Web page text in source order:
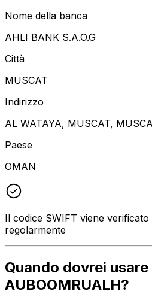
Nome della banca
AHLI BANK S.A.O.G
Città
MUSCAT
Indirizzo
AL WATAYA, MUSCAT,
Paese
OMAN
Il codice SWIFT viene verificato
regolarmente
Quando dovrei usare
AUBOOMRUALH?